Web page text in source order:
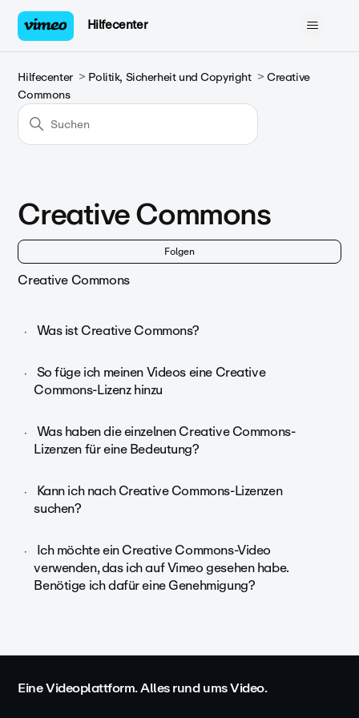
Hilfecenter
Hilfecenter Politik, Sicherheit und Copyright
Creative
Commons
Creative Commons
Folgen
Creative Commons
Was ist Creative Commons?
So füge ich meinen Videos eine Creative
Commons-Lizenz hinzu
Was haben die einzelnen Creative Commons-
Lizenzen für eine Bedeutung?
Kann ich nach Creative Commons-Lizenzen
suchen?
Ich möchte ein Creative Commons-Video
verwenden, das ich auf Vimeo gesehen habe.
Benötige ich dafür eine Genehmigung?
Eine Videoplattform. Alles rund ums Video.